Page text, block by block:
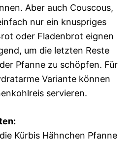
Aber auch Couscous,
nur ein knuspriges
oder Fladenbrot eignen
um die letzten Reste
Pfanne zu schöpfen. Für
Variante können
servieren.
Kürbis Hähnchen Pfanne